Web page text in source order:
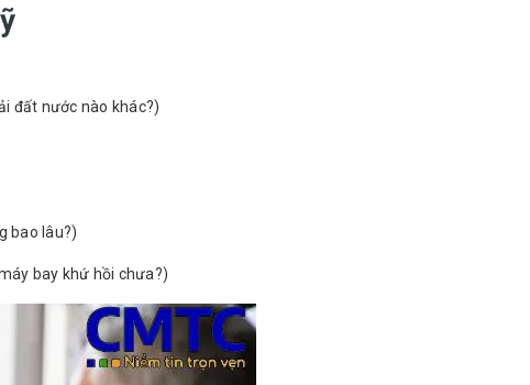
đất nước nào khác?)
bao lâu?)
bay khứ hồi chưa?)